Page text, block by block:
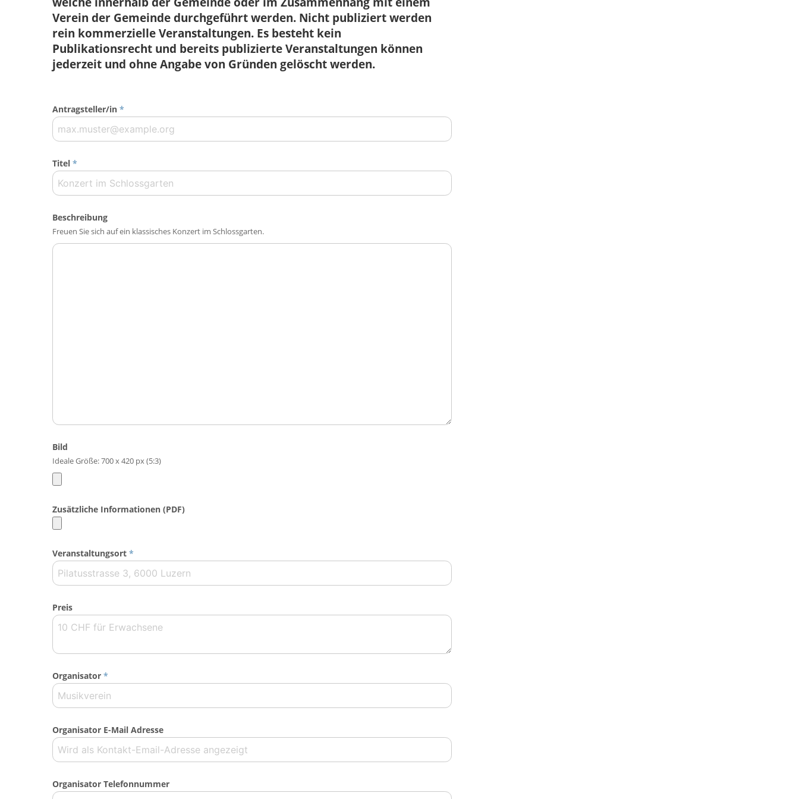
Verein der Gemeinde durchgeführt werden. Nicht publiziert werden
rein kommerzielle Veranstaltungen. Es besteht kein
Publikationsrecht und bereits publizierte Veranstaltungen können
jederzeit und ohne Angabe von Gründen gelöscht werden.
Antragsteller/in *
Titel *
Beschreibung
Freuen Sie sich auf ein klassisches Konzert im Schlossgarten.
Bild
Ideale Größe: 700 x 420 px (5:3)
Zusätzliche Informationen (PDF)
Veranstaltungsort *
Preis
Organisator *
Organisator E-Mail Adresse
Organisator Telefonnummer